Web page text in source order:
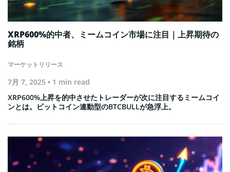
マーケットリリース
XRP600%的中者、ミームコイン市場に注目｜上昇期待の
銘柄
7月 7, 2025 • 1 min read
XRP600%上昇を的中させたトレーダーが次に注目するミームコイ
ンとは。ビットコイン連動型のBTCBULLが急浮上。